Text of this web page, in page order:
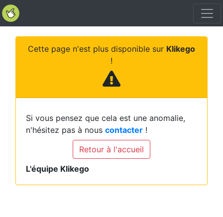
Cette page n'est plus disponible sur Klikego
!
Si vous pensez que cela est une anomalie,
n'hésitez pas à nous contacter !
Retour à l'accueil
L'équipe Klikego